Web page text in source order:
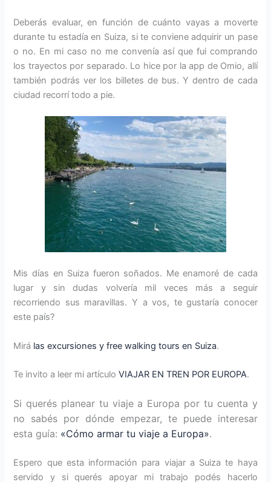
Deberás evaluar, en función de cuánto vayas a moverte
durante tu estadía en Suiza, si te conviene adquirir un pase
o no. En mi caso no me convenía así que fui comprando
los trayectos por separado. Lo hice por la app de Omio, allí
también podrás ver los billetes de bus. Y dentro de cada
ciudad recorrí todo a pie.
Mis días en Suiza fueron soñados. Me enamoré de cada
lugar y sin dudas volvería mil veces más a seguir
recorriendo sus maravillas. Y a vos, te gustaría conocer
este país?
Mirá las excursiones y free walking tours en Suiza.
Te invito a leer mi artículoVIAJAR EN TREN POR EUROPA.
Si querés planear tu viaje a Europa por tu cuenta y
no sabés por dónde empezar, te puede interesar
esta guía: «Cómo armar tu viaje a Europa».
Espero que esta información para viajar a Suiza te haya
servido y si querés apoyar mi trabajo podés hacerlo